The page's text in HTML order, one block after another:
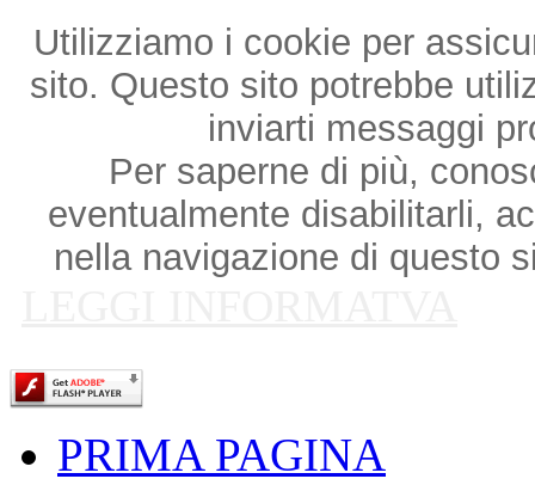
Utilizziamo i cookie per
sito. Questo sito potrebbe
inviarti messaggi
Per saperne di più,
eventualmente disabilitarli,
nella navigazione di questo
PRIMA PAGINA